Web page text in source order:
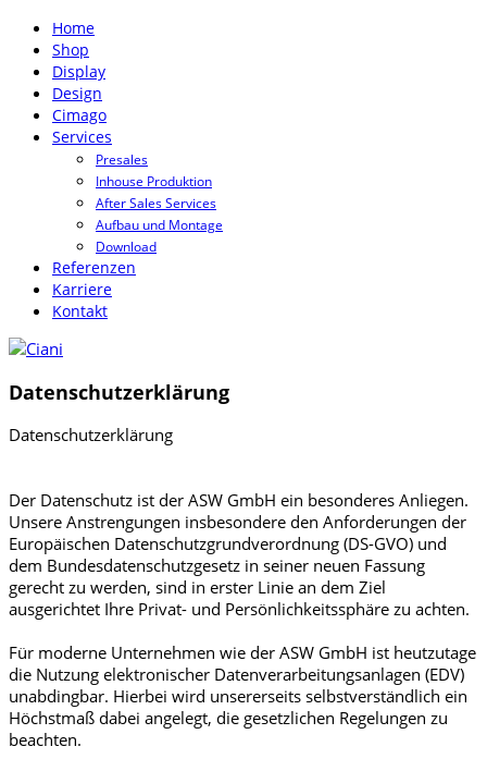
Home
Shop
Display
Design
Cimago
Services
Presales
Inhouse Produktion
After Sales Services
Aufbau und Montage
Download
Referenzen
Karriere
Kontakt
Datenschutzerklärung
Datenschutzerklärung
Der Datenschutz ist der ASW GmbH ein besonderes Anliegen.
Unsere Anstrengungen insbesondere den Anforderungen der
Europäischen Datenschutzgrundverordnung (DS-GVO) und
dem Bundesdatenschutzgesetz in seiner neuen Fassung
gerecht zu werden, sind in erster Linie an dem Ziel
ausgerichtet Ihre Privat- und Persönlichkeitssphäre zu achten.
Für moderne Unternehmen wie der ASW GmbH ist heutzutage
die Nutzung elektronischer Datenverarbeitungsanlagen (EDV)
unabdingbar. Hierbei wird unsererseits selbstverständlich ein
Höchstmaß dabei angelegt, die gesetzlichen Regelungen zu
beachten.